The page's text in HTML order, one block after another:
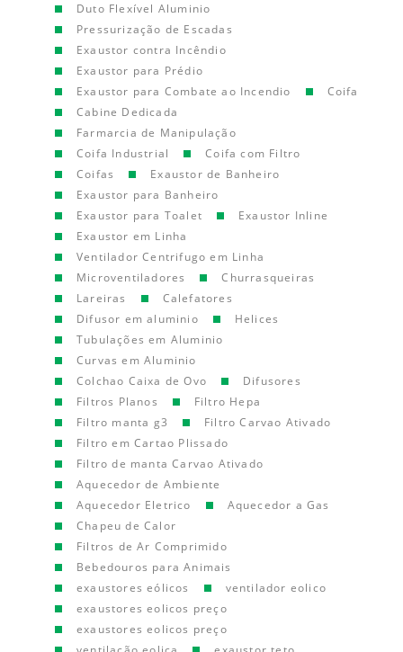
Duto Flexível Aluminio
Pressurização de Escadas
Exaustor contra Incêndio
Exaustor para Prédio
Exaustor para Combate ao Incendio
Coifa
Cabine Dedicada
Farmarcia de Manipulação
Coifa Industrial
Coifa com Filtro
Coifas
Exaustor de Banheiro
Exaustor para Banheiro
Exaustor para Toalet
Exaustor Inline
Exaustor em Linha
Ventilador Centrifugo em Linha
Microventiladores
Churrasqueiras
Lareiras
Calefatores
Difusor em aluminio
Helices
Tubulações em Aluminio
Curvas em Aluminio
Colchao Caixa de Ovo
Difusores
Filtros Planos
Filtro Hepa
Filtro manta g3
Filtro Carvao Ativado
Filtro em Cartao Plissado
Filtro de manta Carvao Ativado
Aquecedor de Ambiente
Aquecedor Eletrico
Aquecedor a Gas
Chapeu de Calor
Filtros de Ar Comprimido
Bebedouros para Animais
exaustores eólicos
ventilador eolico
exaustores eolicos preço
exaustores eolicos preço